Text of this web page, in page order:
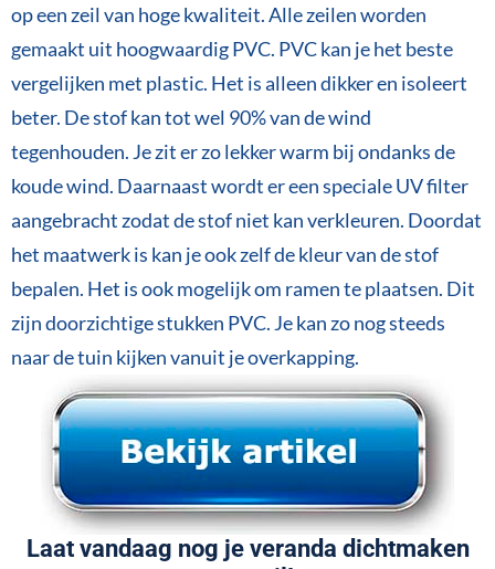
op een zeil van hoge kwaliteit. Alle zeilen worden
gemaakt uit hoogwaardig PVC. PVC kan je het beste
vergelijken met plastic. Het is alleen dikker en isoleert
beter. De stof kan tot wel 90% van de wind
tegenhouden. Je zit er zo lekker warm bij ondanks de
koude wind. Daarnaast wordt er een speciale UV filter
aangebracht zodat de stof niet kan verkleuren. Doordat
het maatwerk is kan je ook zelf de kleur van de stof
bepalen. Het is ook mogelijk om ramen te plaatsen. Dit
zijn doorzichtige stukken PVC. Je kan zo nog steeds
naar de tuin kijken vanuit je overkapping.
Laat vandaag nog je veranda dichtmaken